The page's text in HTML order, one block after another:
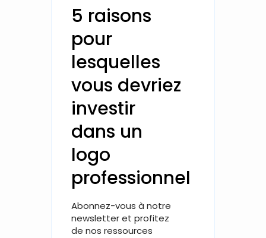
5 raisons
pour
lesquelles
vous devriez
investir
dans un
logo
professionnel
Abonnez-vous à notre
newsletter et profitez
de nos ressources